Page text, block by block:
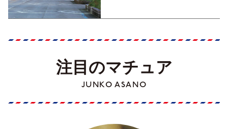
注目のマチュア
JUNKO ASANO